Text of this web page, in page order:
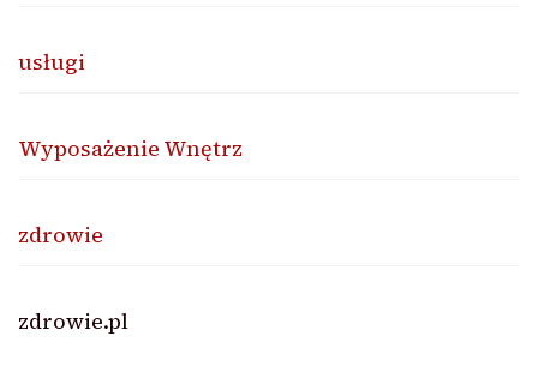
usługi
Wyposażenie Wnętrz
zdrowie
zdrowie.pl